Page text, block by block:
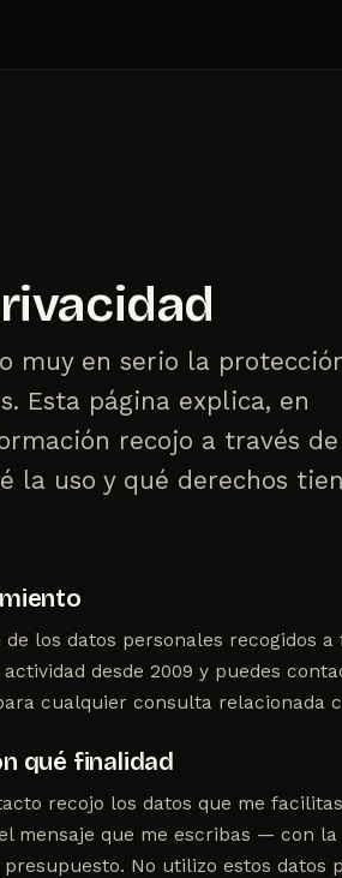
muy en serio la
Esta página explica, en
recojo a través de
la uso y qué derechos
los datos personales recogidos a
desde 2009 y puedes
cualquier consulta relacionada
qué finalidad
recojo los datos que me
mensaje que me escribas — con
No utilizo estos datos